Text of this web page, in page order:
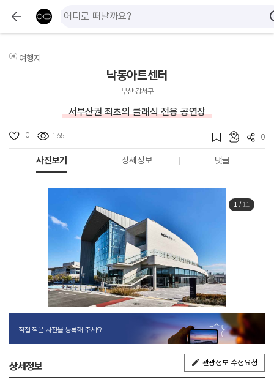
여행지
낙동아트센터
부산 강서구
서부산권 최초의 클래식 전용 공연장
0 165 0
사진보기 상세정보 댓글
1/ 11
직접 찍은 사진을 등록해 주세요.
상세정보 관광정보 수정요청